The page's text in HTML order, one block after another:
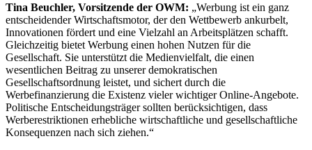
Tina Beuchler, Vorsitzende der OWM: „Werbung ist ein ganz
entscheidender Wirtschaftsmotor, der den Wettbewerb ankurbelt,
Innovationen fördert und eine Vielzahl an Arbeitsplätzen schafft.
Gleichzeitig bietet Werbung einen hohen Nutzen für die
Gesellschaft. Sie unterstützt die Medienvielfalt, die einen
wesentlichen Beitrag zu unserer demokratischen
Gesellschaftsordnung leistet, und sichert durch die
Werbefinanzierung die Existenz vieler wichtiger Online-Angebote.
Politische Entscheidungsträger sollten berücksichtigen, dass
Werberestriktionen erhebliche wirtschaftliche und gesellschaftliche
Konsequenzen nach sich ziehen.“